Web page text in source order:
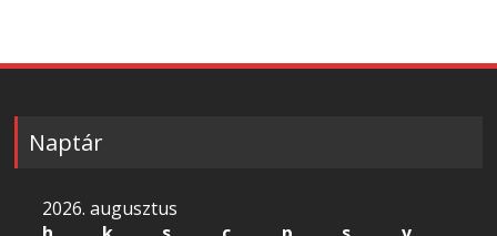
Naptár
2026. augusztus